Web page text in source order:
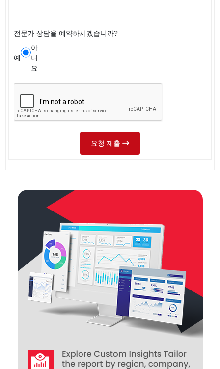
전문가 상담을 예약하시겠습니까?
예
아
니
요
요청 제출